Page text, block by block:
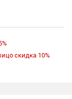
скидка 10%